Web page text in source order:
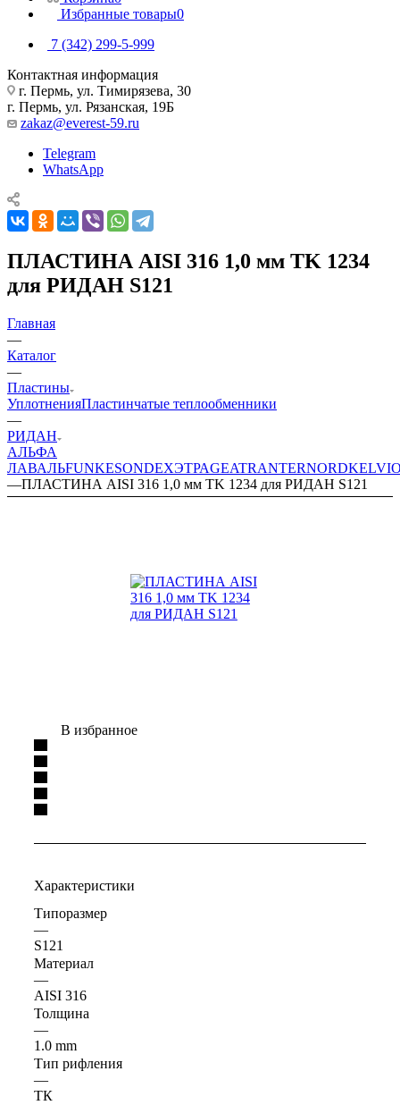
Избранные товары0
7 (342) 299-5-999
Контактная информация
г. Пермь, ул. Тимирязева, 30
г. Пермь, ул. Рязанская, 19Б
zakaz@everest-59.ru
Telegram
WhatsApp
ПЛАСТИНА AISI 316 1,0 мм TK 1234
для РИДАН S121
Главная
—
Каталог
—
Пластины
УплотненияПластинчатые теплообменники
—
РИДАН
АЛЬФА
ЛАВАЛЬFUNKESONDEXЭТРАGEATRANTERNORD
—ПЛАСТИНА AISI 316 1,0 мм TK 1234 для РИДАН S121
В избранное
Характеристики
Типоразмер
—
S121
Материал
—
AISI 316
Толщина
—
1.0 mm
Тип рифления
—
ТК